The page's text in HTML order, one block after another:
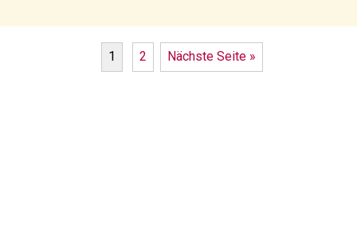
1 2 Nächste Seite »